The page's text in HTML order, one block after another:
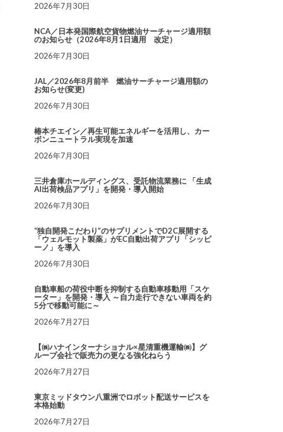
2026年7月30日
NCA／日本発国際航空貨物燃油サーチャージ適用額
のお知らせ（2026年8月1日適用 改定）
2026年7月30日
JAL／2026年8月前半 燃油サーチャージ適用額の
お知らせ(変更)
2026年7月30日
椿本チエイン／再生可能エネルギーを活用し、カー
ボンニュートラル実現を加速
2026年7月30日
三井倉庫ホールディングス、受託物流業務に 「生成
AI出荷検品アプリ」を開発・導入開始
2026年7月30日
“独自開発こだわり”のサプリメントでD2C展開する
「ウェルモット製薬」がEC自動出荷アプリ「シッピ
ーノ」を導入
2026年7月30日
自動車船の荷役中断を抑制する自動車移動用「スケ
ーター」を開発・導入 ～自力走行できない車両を約
5分で移動可能に～
2026年7月27日
【㈱ハナインターナショナル×星清重機運輸㈱】グ
ループ会社で販売力の更なる強化ねらう
2026年7月27日
東京ミッドタウン八重洲でロボット配送サービスを
本格始動
2026年7月27日